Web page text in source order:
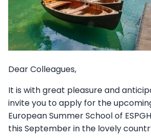
A
Dear Colleagues,
It is with great pleasure and
invite you to apply for the
European Summer School of
this September in the lovely